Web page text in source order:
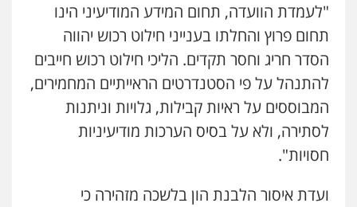
"לעמדת הוועדה, תחום המידע המודיעיני הינו
תחום פרוץ והחלתו בענייני חילוט רכוש יהווה
הסדר חריג וחסר תקדים. הליכי חילוט רכוש חייבים
להתנהל על פי הסטנדרטים הראייתיים המחמירים,
המבוססים על ראיות קבילות, גלויות וניתנות
לסתירה, ולא על בסיס הערכות מודיעיניות
חסויות".
ועדת איסור הלבנת הון בלשכה מזהירה כי